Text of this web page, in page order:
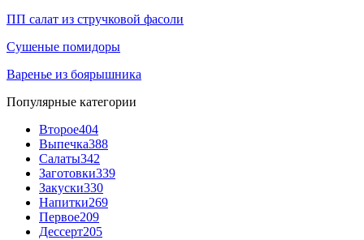
ПП салат из стручковой фасоли
Сушеные помидоры
Варенье из боярышника
Популярные категории
Второе404
Выпечка388
Салаты342
Заготовки339
Закуски330
Напитки269
Первое209
Дессерт205